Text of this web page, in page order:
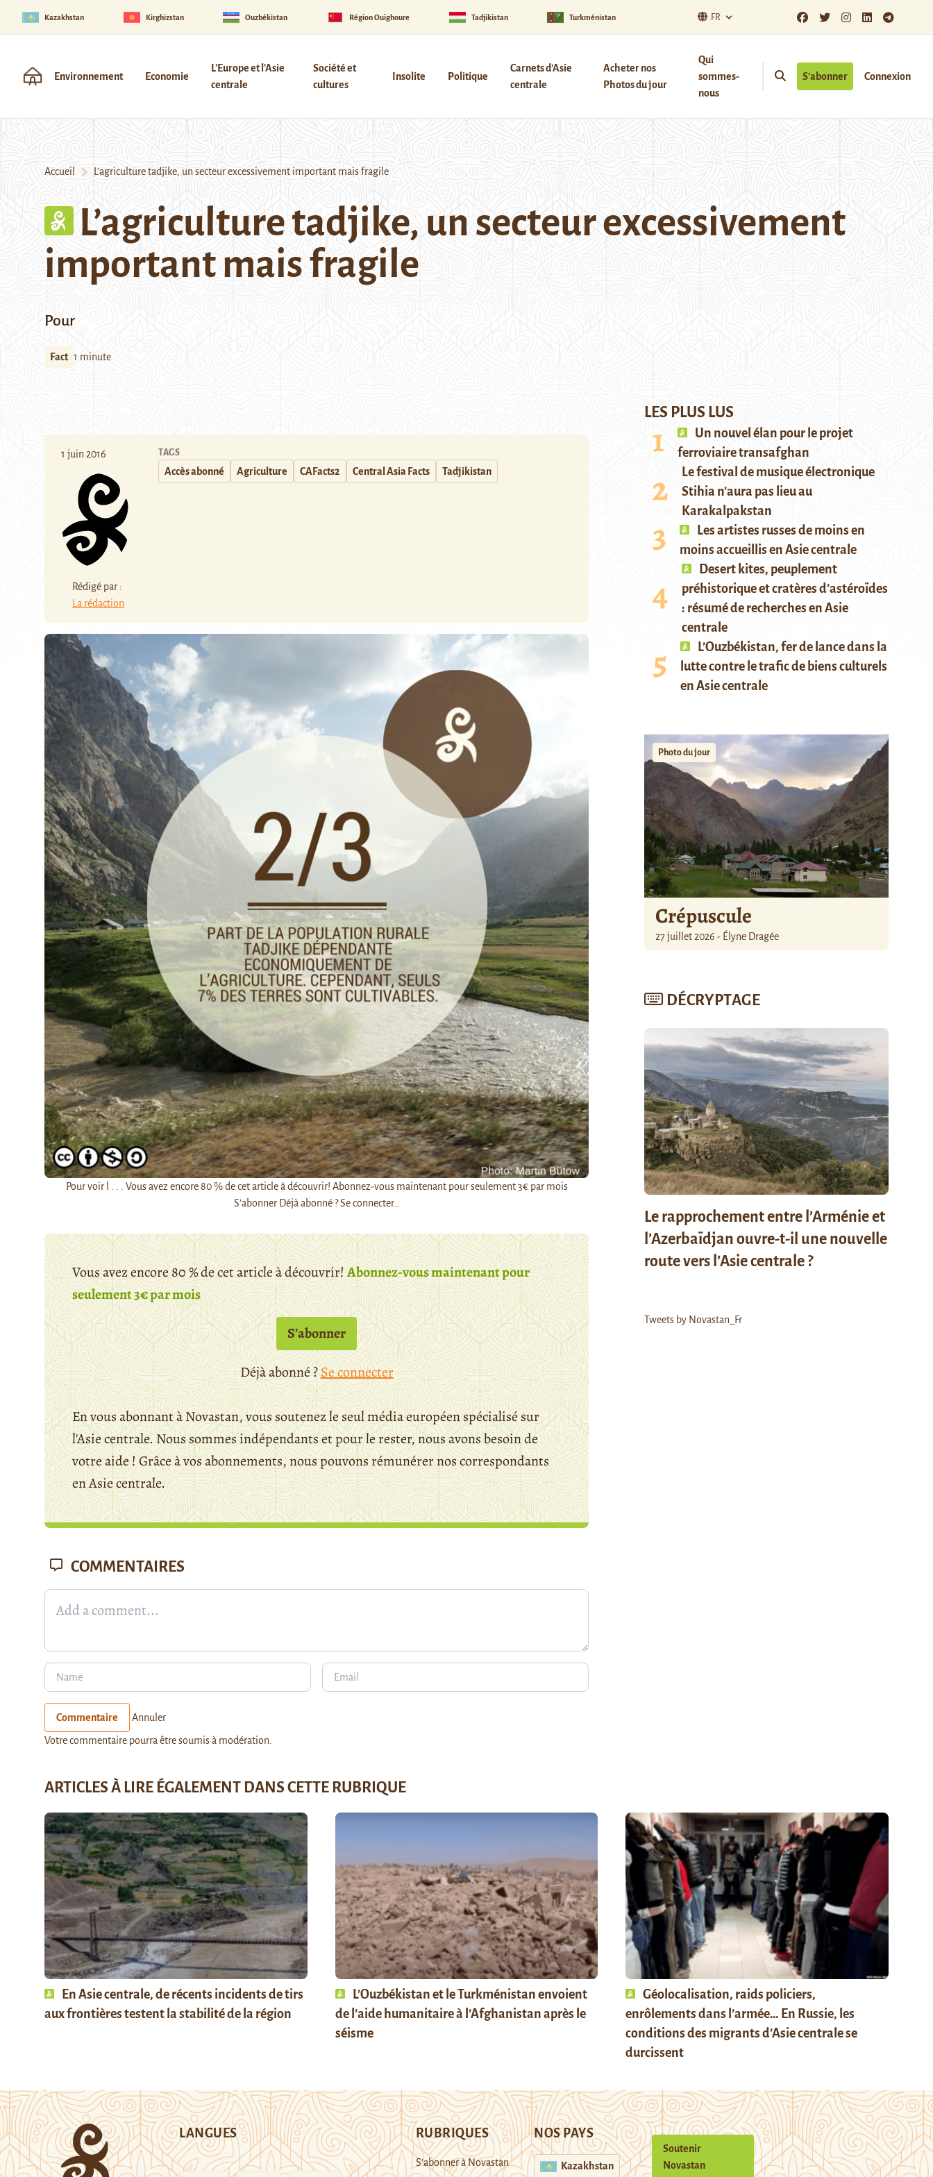
Kazakhstan Kirghizstan Ouzbékistan Région Ouïghoure Tadjikistan Turkménistan FR
Environnement Economie
L'Europe et l'Asie
centrale
Société et
cultures
Insolite Politique
Carnets d’Asie
centrale
Acheter nos
Photos du jour
Qui
sommes-
nous
S’abonner Connexion
Accueil L’agriculture tadjike, un secteur excessivement important mais fragile
L’agriculture tadjike, un secteur excessivement
important mais fragile
Pour
Fact 1 minute
1 juin 2016
Rédigé par :
La rédaction
TAGS
Accès abonné Agriculture CAFacts2 Central Asia Facts Tadjikistan
Pour voir l . . . Vous avez encore 80 % de cet article à découvrir! Abonnez-vous maintenant pour seulement 3€ par mois
S’abonner Déjà abonné ? Se connecter…
Vous avez encore 80 % de cet article à découvrir!Abonnez-vous maintenant pour
seulement 3€ par mois
S’abonner
Déjà abonné ?Se connecter
En vous abonnant à Novastan, vous soutenez le seul média européen spécialisé sur
l'Asie centrale. Nous sommes indépendants et pour le rester, nous avons besoin de
votre aide ! Grâce à vos abonnements, nous pouvons rémunérer nos correspondants
en Asie centrale.
LES PLUS LUS
Un nouvel élan pour le projet
ferroviaire transafghan
Le festival de musique électronique
Stihia n’aura pas lieu au
Karakalpakstan
Les artistes russes de moins en
moins accueillis en Asie centrale
Desert kites, peuplement
préhistorique et cratères d’astéroïdes
: résumé de recherches en Asie
centrale
L’Ouzbékistan, fer de lance dans la
lutte contre le trafic de biens culturels
en Asie centrale
Photo du jour
Crépuscule
27 juillet 2026 - Élyne Dragée
DÉCRYPTAGE
Le rapprochement entre l’Arménie et
l’Azerbaïdjan ouvre-t-il une nouvelle
route vers l’Asie centrale ?
Tweets by Novastan_Fr
COMMENTAIRES
Commentaire Annuler
Votre commentaire pourra être soumis à modération.
ARTICLES À LIRE ÉGALEMENT DANS CETTE RUBRIQUE
En Asie centrale, de récents incidents de tirs
aux frontières testent la stabilité de la région
L’Ouzbékistan et le Turkménistan envoient
de l’aide humanitaire à l’Afghanistan après le
séisme
Géolocalisation, raids policiers,
enrôlements dans l’armée… En Russie, les
conditions des migrants d’Asie centrale se
durcissent
LANGUES RUBRIQUES
S’abonner à Novastan
NOS PAYS
Kazakhstan
Soutenir
Novastan